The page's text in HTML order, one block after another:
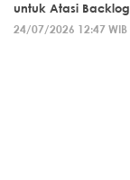
untuk Atasi Backlog
24/07/2026 12:47 WIB